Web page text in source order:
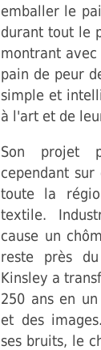
emballer le
durant tout le
montrant
pain de peur
simple et
à l'art et de
Son projet
cependant
toute la
textile.
cause un
reste près
Kinsley a
250 ans en
et des
ses bruits, le